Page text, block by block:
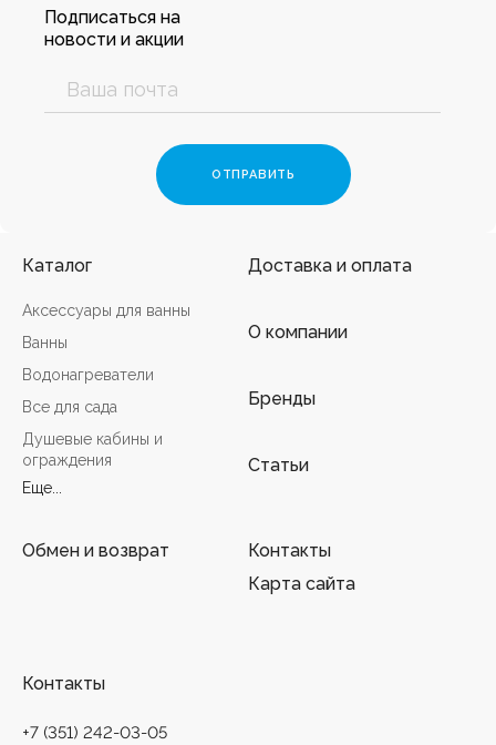
Подписаться на
новости и акции
Каталог
Аксессуары для ванны
Ванны
Водонагреватели
Все для сада
Душевые кабины и
ограждения
Еще...
Доставка и оплата
О компании
Бренды
Статьи
Обмен и возврат
Контакты
Карта сайта
Контакты
+7 (351) 242-03-05